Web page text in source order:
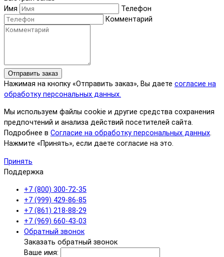
Имя
Телефон
Комментарий
Отправить заказ
Нажимая на кнопку «Отправить заказ», Вы даете согласие на
обработку персональных данных.
Мы используем файлы cookie и другие средства сохранения
предпочтений и анализа действий посетителей сайта.
Подробнее в Согласие на обработку персональных данных.
Нажмите «Принять», если даете согласие на это.
Принять
Поддержка
+7 (800) 300-72-35
+7 (999) 429-86-85
+7 (861) 218-88-29
+7 (969) 660-43-03
Обратный звонок
Заказать обратный звонок
Ваше имя: